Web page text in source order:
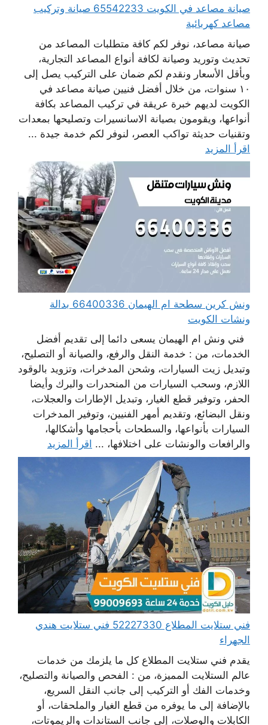
صيانة مصاعد في الكويت 65542233 صيانة وتركيب
مصاعد كهربائية
صيانة مصاعد، نوفر لكم كافة متطلبات المصاعد من
تحديث وتوريد وصيانة لكافة أنواع المصاعد التجارية،
وبأقل الأسعار ونقدم لكم ضمان على التركيب يصل إلى
١٠ سنوات، من خلال أفضل فنيين صيانة مصاعد في
الكويت لديهم خبرة عريقة في تركيب المصاعد بكافة
أنواعها، ويقومون بصيانة الاسانسيرات وتصليحها بمعدات
وتقنيات حديثة تواكب العصر، لنوفر لكم خدمة جيدة ...
اقرأ المزيد
ونش كرين سطحة ام الهيمان 66400336 بدالة
ونشات الكويت
فني ونش ام الهيمان يسعى دائما إلى تقديم أفضل
الخدمات، من : خدمة النقل والرفع، والصيانة أو التصليح،
وتبديل زيت السيارات، وشحن المدخرات، وتزويد بالوقود
اللازم، وسحب السيارات من المنحدرات والبرك وأيضا
الحفر، وتوفير قطع الغيار، وتبديل الإطارات والعجلات،
ونقل البضائع، وتقديم أمهر الفنيين، وتوفير المدخرات
السيارات بأنواعها، والسطحات بأحجامها وأشكالها،
والرافعات والونشات على اختلافها، ... اقرأ المزيد
فني ستلايت المطلاع 52227330 فني ستلايت هندي
الجهراء
يقدم فني ستلايت المطلاع كل ما يلزمك من خدمات
عالم الستلايت المميزة، من : الفحص والصيانة والتصليح،
وخدمات الفك أو التركيب إلى جانب النقل السريع،
بالإضافة إلى ما يوفره من قطع الغيار والملحقات، أو
الكابلات والوصلات، إلى جانب الستاندات والريموتات،